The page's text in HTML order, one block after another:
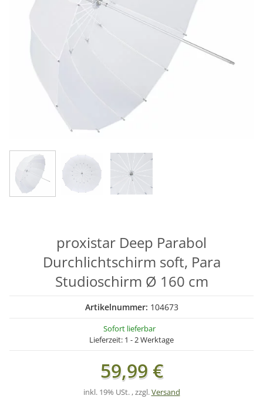
proxistar Deep Parabol
Durchlichtschirm soft, Para
Studioschirm Ø 160 cm
Artikelnummer: 104673
Sofort lieferbar
Lieferzeit: 1 - 2 Werktage
59,99 €
inkl. 19% USt. , zzgl.Versand